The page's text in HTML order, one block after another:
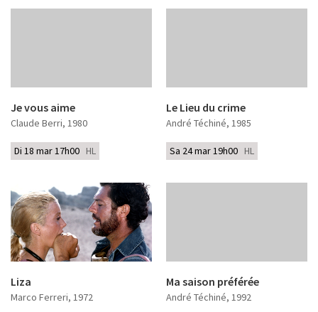
Je vous aime
Claude Berri, 1980
Di 18 mar 17h00 HL
Le Lieu du crime
André Téchiné, 1985
Sa 24 mar 19h00 HL
Liza
Marco Ferreri, 1972
Ma saison préférée
André Téchiné, 1992